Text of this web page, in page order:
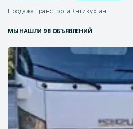
Продажа транспорта Янгикурган
МЫ НАШЛИ 98 ОБЪЯВЛЕНИЙ